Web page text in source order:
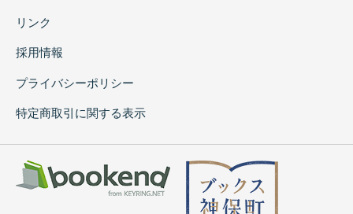
リンク
採用情報
プライバシーポリシー
特定商取引に関する表示